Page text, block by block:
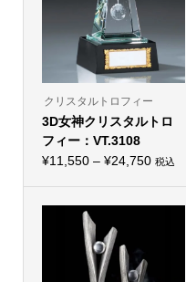
クリスタルトロフィー
3D女神クリスタルトロ
フィー：VT.3108
¥11,550 – ¥24,750価税込
の